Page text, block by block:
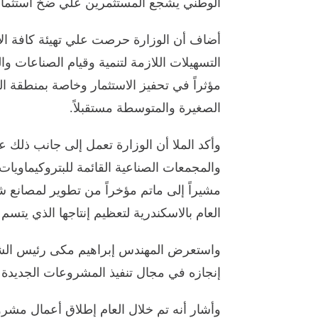
أضاف أن الوزارة حرصت علي تهيئة كافة
التسهيلات اللازمة لتنمية وقيام الصناعات
مؤثراً في تحفيز الاستثمار وخاصة بمنطقة
الصغيرة والمتوسطة مستقبلاً.
وأكد الملا أن الوزارة تعمل إلى جانب
والمجمعات الصناعية القائمة
مشيراً إلى ماتم مؤخراً من تطوير لمصانع
العام بالاسكندرية لتعظيم إنتاجها الذي
واستعرض المهندس إبراهيم مكى رئيس
إنجازه في مجال تنفيذ المشروعات الجديدة
وأشار أنه تم خلال العام إطلاق أعمال